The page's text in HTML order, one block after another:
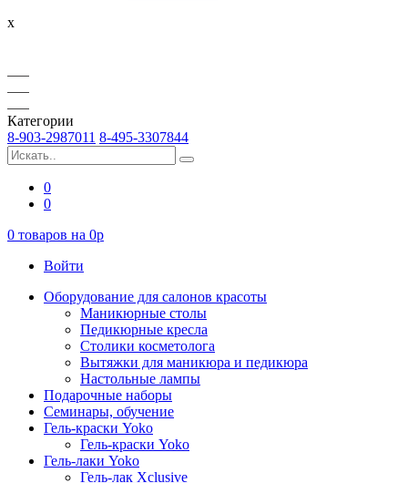
x
Категории
8-903-2987011 8-495-3307844
0
0
0 товаров на 0p
Войти
Оборудование для салонов красоты
Маникюрные столы
Педикюрные кресла
Столики косметолога
Вытяжки для маникюра и педикюра
Настольные лампы
Подарочные наборы
Семинары, обучение
Гель-краски Yoko
Гель-краски Yoko
Гель-лаки Yoko
Гель-лак Xclusive